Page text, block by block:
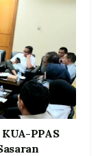
PPAS